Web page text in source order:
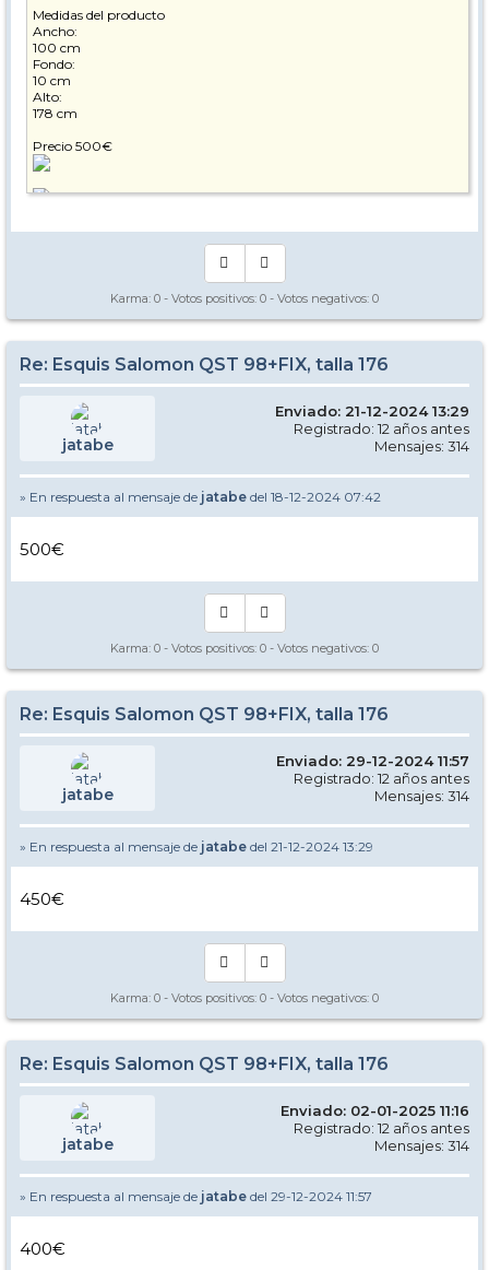
Medidas del producto
Ancho:
100 cm
Fondo:
10 cm
Alto:
178 cm
Precio 500€
Karma: 0 - Votos positivos: 0 - Votos negativos: 0
Re: Esquis Salomon QST 98+FIX, talla 176
jatabe
Enviado: 21-12-2024 13:29
Registrado: 12 años antes
Mensajes: 314
» En respuesta al mensaje de jatabe del 18-12-2024 07:42
500€
Karma: 0 - Votos positivos: 0 - Votos negativos: 0
Re: Esquis Salomon QST 98+FIX, talla 176
jatabe
Enviado: 29-12-2024 11:57
Registrado: 12 años antes
Mensajes: 314
» En respuesta al mensaje de jatabe del 21-12-2024 13:29
450€
Karma: 0 - Votos positivos: 0 - Votos negativos: 0
Re: Esquis Salomon QST 98+FIX, talla 176
jatabe
Enviado: 02-01-2025 11:16
Registrado: 12 años antes
Mensajes: 314
» En respuesta al mensaje de jatabe del 29-12-2024 11:57
400€